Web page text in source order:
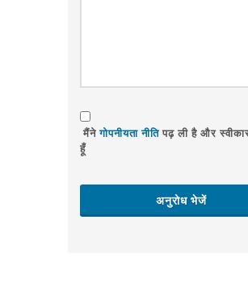
मैंनेगोपनीयता नीति पढ़ ली है और
हूँ
अनुरोध भेजें